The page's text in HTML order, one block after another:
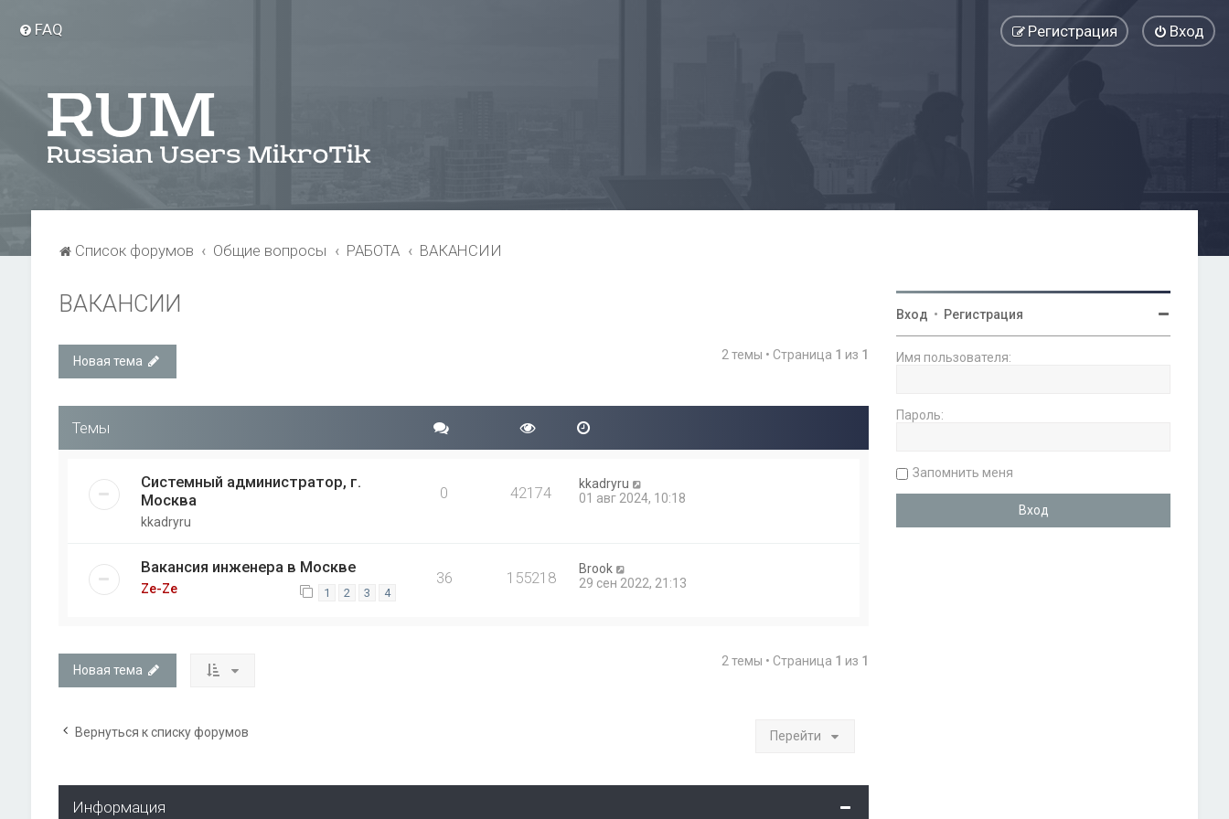
FAQ Вход
Регистрация
Список форумов Общие вопросы РАБОТА ВАКАНСИИ
ВАКАНСИИ
Новая тема 2 темы • Страница 1 из 1
Темы
Системный администратор, г.
Москва
kkadryru
0 42174
kkadryru
01 авг 2024, 10:18
Вакансия инженера в Москве
Ze-Ze 1 2 3 4
36 155218
Brook
29 сен 2022, 21:13
Новая тема
2 темы • Страница 1 из 1
Вернуться к списку форумов Перейти
Информация
Вход • Регистрация
Имя пользователя:
Пароль:
Запомнить меня